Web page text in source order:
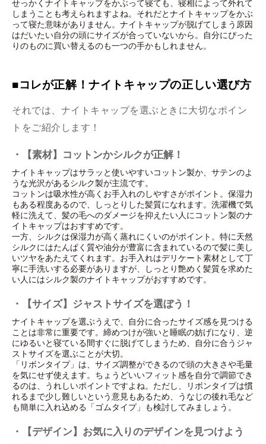
せっかくナイトキャップをかぶって寝ても、寝相によって外れて
しまうことも考えられますよね。それだとナイトキャップをかぶ
って寝た意味がありません。ナイトキャップが脱げてしまう原因
はだいたい自分の頭にサイズが合っていないから。自分にぴった
りのものに買い替えるのも一つの手かもしれません。
■コレが正解！ナイトキャップの正しい選び方
それでは、ナイトキャップを選ぶときに大切なポイン
トをご紹介します！
・【素材】コットンかシルクが正解！
ナイトキャップはサラッと使いやすいコットン製か、サテンのよ
うな光沢があるシルク製が主流です。
コットンは吸水性が高くお手入れのしやすさがポイント。保湿力
もある程度あるので、しっとりした髪質になれます。洗濯機で気
軽に洗えて、髪の毛へのダメージを抑えたい人にコットン製のナ
イトキャップはおすすめです。
一方、シルクは保湿力が高く蒸れにくいのがポイント。特に天然
シルクにはたんぱく質や油分が豊富に含まれているので髪に美し
いツヤをあたえてくれます。お手入れはデリケート素材として丁
寧に手洗いする必要がありますが、しっとり艶めく髪質を求めた
い人にはシルク製のナイトキャップがおすすめです。
・【サイズ】ジャストサイズを選ぼう！
ナイトキャップを選ぶうえで、自分に合ったサイズ感を見つける
ことは非常に重要です。締めつけが強いと睡眠の妨げになり、逆
にゆるいと寝ている間すぐに脱げてしまうため、自分に合うジャ
ストサイズを選ぶことが大切。
「リボンタイプ」は、サイズ調整ができるので頭の大きさや毛量
を気にせず使えます。ちょうどいいフィット感を自分で調節でき
るのは、うれしいポイントですよね。ただし、リボンタイプは慣
れるまで少し難しいという意見もあるため、うなじの後れ毛など
も簡単に入れ込める「ゴムタイプ」も検討してみましょう。
・【デザイン】お気に入りのデザインを見つけよう